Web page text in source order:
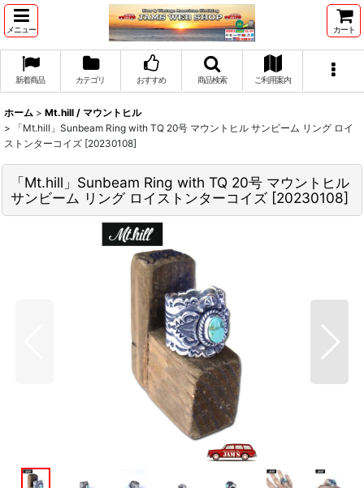
メニュー カート
新着商品 カテゴリ おすすめ 商品検索 ご利用案内
ホーム > Mt.hill / マウントヒル
>
「Mt.hill」Sunbeam Ring with TQ 20号 マウントヒル サンビーム リング ロイ
ストンターコイズ [20230108]
「Mt.hill」Sunbeam Ring with TQ 20号 マウントヒル
サンビーム リング ロイストンターコイズ [20230108]